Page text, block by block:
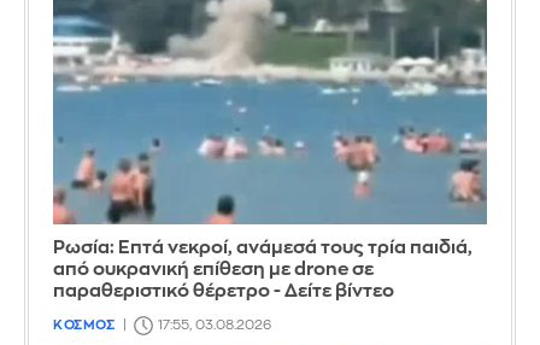
Ρωσία: Επτά νεκροί, ανάμεσά τους τρία παιδιά,
από ουκρανική επίθεση με drone σε
παραθεριστικό θέρετρο - Δείτε βίντεο
ΚΟΣΜΟΣ 17:55, 03.08.2026